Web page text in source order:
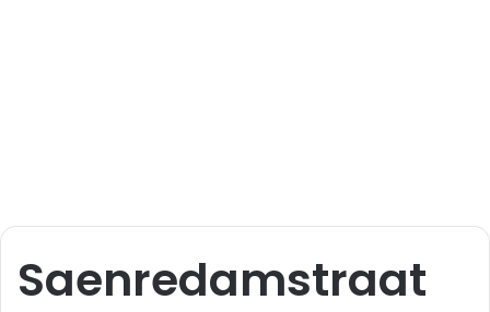
Saenredamstraat